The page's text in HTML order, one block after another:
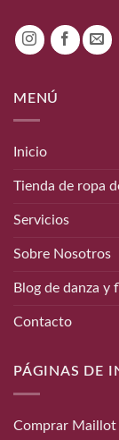
MENÚ
Inicio
Tienda de ropa
Servicios
Sobre Nosotros
Blog de danza y
Contacto
PÁGINAS DE
Comprar Maillot